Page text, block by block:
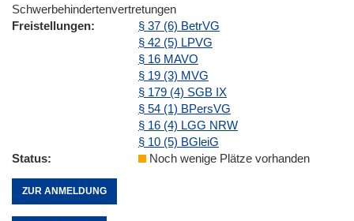
Schwerbehindertenvertretungen
Freistellungen
§ 37 (6) BetrVG
§ 42 (5) LPVG
§ 16 MAVO
§ 19 (3) MVG
§ 179 (4) SGB IX
§ 54 (1) BPersVG
§ 16 (4) LGG NRW
§ 10 (5) BGleiG
Status
Noch wenige Plätze vorhanden
ZUR ANMELDUNG